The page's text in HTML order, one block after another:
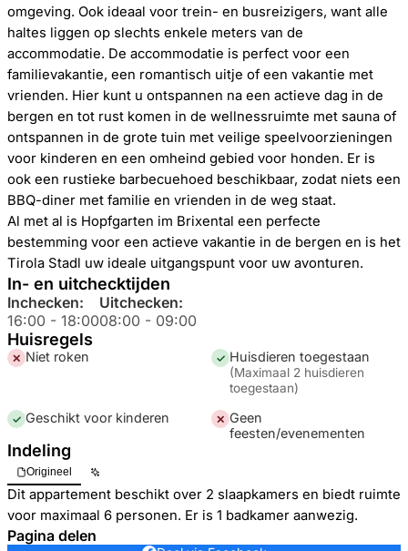
omgeving. Ook ideaal voor trein- en busreizigers, want alle
haltes liggen op slechts enkele meters van de
accommodatie. De accommodatie is perfect voor een
familievakantie, een romantisch uitje of een vakantie met
vrienden. Hier kunt u ontspannen na een actieve dag in de
bergen en tot rust komen in de wellnessruimte met sauna of
ontspannen in de grote tuin met veilige speelvoorzieningen
voor kinderen en een omheind gebied voor honden. Er is
ook een rustieke barbecuehoed beschikbaar, zodat niets een
BBQ-diner met familie en vrienden in de weg staat.
Al met al is Hopfgarten im Brixental een perfecte
bestemming voor een actieve vakantie in de bergen en is het
Tirola Stadl uw ideale uitgangspunt voor uw avonturen.
In- en uitchecktijden
Inchecken:
16:00 - 18:00
Uitchecken:
08:00 - 09:00
Huisregels
✕ Niet roken ✓ Huisdieren toegestaan
(Maximaal 2 huisdieren
toegestaan)
✓ Geschikt voor kinderen ✕ Geen
feesten/evenementen
Indeling
Origineel
Dit appartement beschikt over 2 slaapkamers en biedt ruimte
voor maximaal 6 personen. Er is 1 badkamer aanwezig.
Pagina delen